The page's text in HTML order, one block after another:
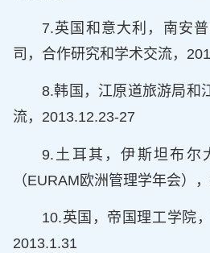
7.英国和意大利，南安
司，合作研究和学术交流，
8.韩国，江原道旅游局和
流，2013.12.23-27
9.土耳其，伊斯坦布尔
（EURAM欧洲管理学年会）
10.英国，帝国理工学院
2013.1.31